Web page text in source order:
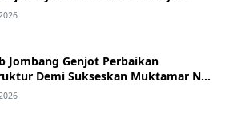
Jalan Desa
Jombang Genjot Perbaikan
Demi Sukseskan Muktamar NU
PP Bahrul Ulum Tambakberas